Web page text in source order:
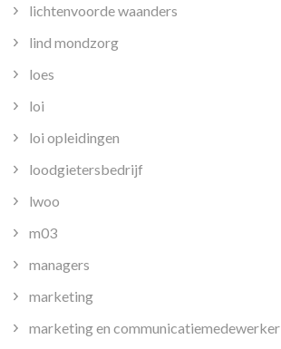
lichtenvoorde waanders
lind mondzorg
loes
loi
loi opleidingen
loodgietersbedrijf
lwoo
m03
managers
marketing
marketing en communicatiemedewerker